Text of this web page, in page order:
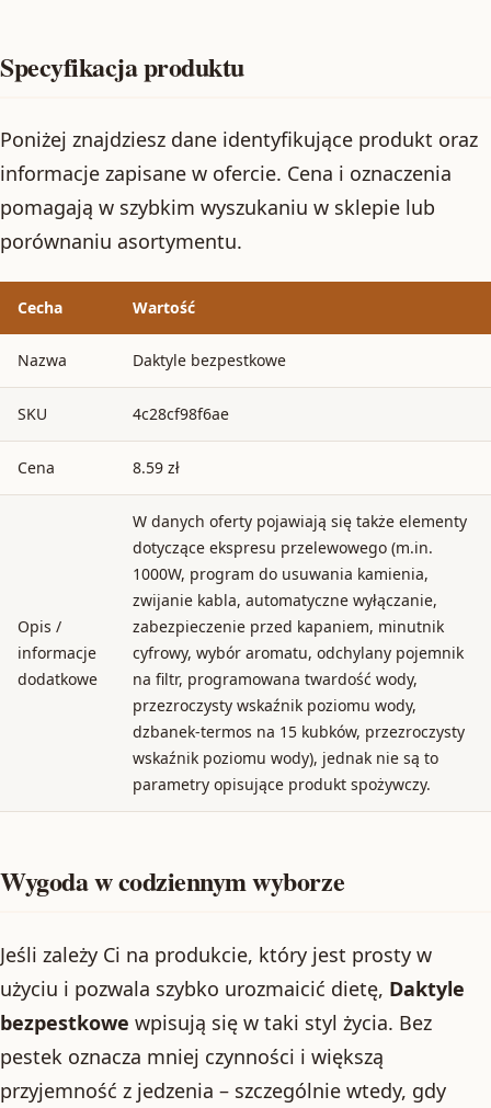
Specyfikacja produktu
Poniżej znajdziesz dane identyfikujące produkt oraz
informacje zapisane w ofercie. Cena i oznaczenia
pomagają w szybkim wyszukaniu w sklepie lub
porównaniu asortymentu.
Cecha Wartość
Nazwa Daktyle bezpestkowe
SKU 4c28cf98f6ae
Cena 8.59 zł
Opis /
informacje
dodatkowe
W danych oferty pojawiają się także elementy
dotyczące ekspresu przelewowego (m.in.
1000W, program do usuwania kamienia,
zwijanie kabla, automatyczne wyłączanie,
zabezpieczenie przed kapaniem, minutnik
cyfrowy, wybór aromatu, odchylany pojemnik
na filtr, programowana twardość wody,
przezroczysty wskaźnik poziomu wody,
dzbanek-termos na 15 kubków, przezroczysty
wskaźnik poziomu wody), jednak nie są to
parametry opisujące produkt spożywczy.
Wygoda w codziennym wyborze
Jeśli zależy Ci na produkcie, który jest prosty w
użyciu i pozwala szybko urozmaicić dietę, Daktyle
bezpestkowe wpisują się w taki styl życia. Bez
pestek oznacza mniej czynności i większą
przyjemność z jedzenia – szczególnie wtedy, gdy